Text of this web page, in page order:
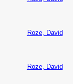
Roze, David
Roze, David